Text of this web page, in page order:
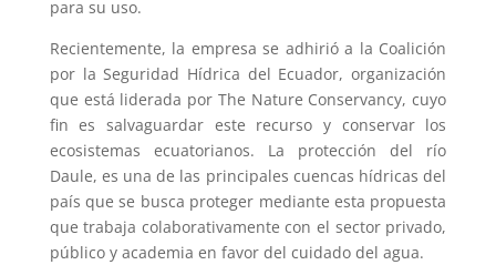
para su uso.
Recientemente, la empresa se adhirió a la Coalición
por la Seguridad Hídrica del Ecuador, organización
que está liderada por The Nature Conservancy, cuyo
fin es salvaguardar este recurso y conservar los
ecosistemas ecuatorianos. La protección del río
Daule, es una de las principales cuencas hídricas del
país que se busca proteger mediante esta propuesta
que trabaja colaborativamente con el sector privado,
público y academia en favor del cuidado del agua.